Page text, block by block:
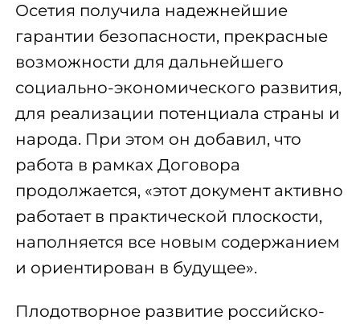
Осетия получила надежнейшие
гарантии безопасности, прекрасные
возможности для дальнейшего
социально-экономического развития,
для реализации потенциала страны и
народа. При этом он добавил, что
работа в рамках Договора
продолжается, «этот документ активно
работает в практической плоскости,
наполняется все новым содержанием
и ориентирован в будущее».
Плодотворное развитие российско-